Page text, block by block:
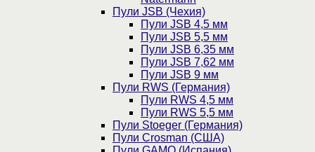
Пули JSB (Чехия)
Пули JSB 4,5 мм
Пули JSB 5,5 мм
Пули JSB 6,35 мм
Пули JSB 7,62 мм
Пули JSB 9 мм
Пули RWS (Германия)
Пули RWS 4,5 мм
Пули RWS 5,5 мм
Пули Stoeger (Германия)
Пули Crosman (США)